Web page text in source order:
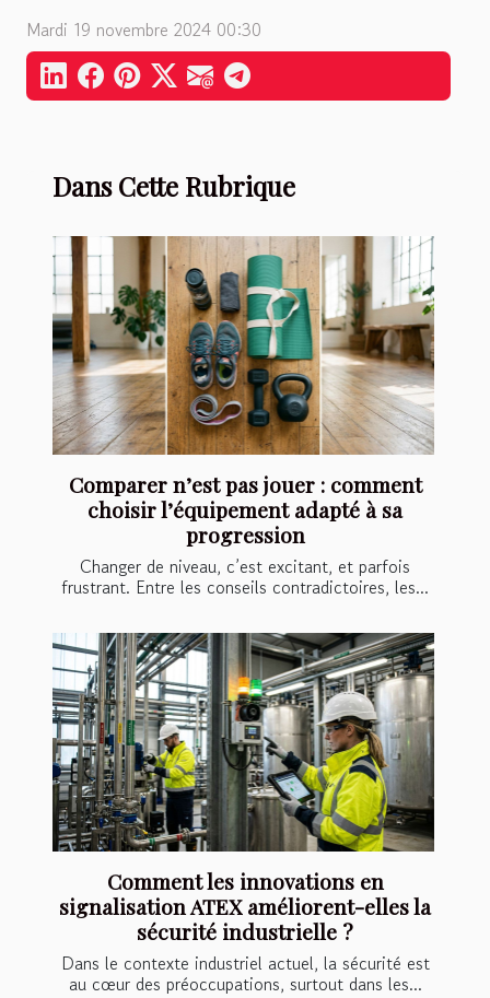
Mardi 19 novembre 2024 00:30
Dans Cette Rubrique
Comparer n’est pas jouer : comment
choisir l’équipement adapté à sa
progression
Changer de niveau, c’est excitant, et parfois
frustrant. Entre les conseils contradictoires, les...
Comment les innovations en
signalisation ATEX améliorent-elles la
sécurité industrielle ?
Dans le contexte industriel actuel, la sécurité est
au cœur des préoccupations, surtout dans les...